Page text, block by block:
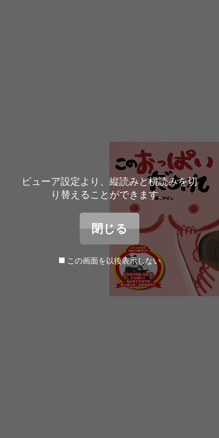
ビューア設定より、縦読みと横読みを切
り替えることができます。
閉じる
この画面を以後表示しない